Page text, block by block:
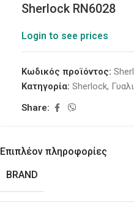
Sherlock RN6028
Login to see prices
Κωδικός προϊόντος:
Κατηγορία: Sherlock,
Share:
Επιπλέον πληροφορίες
BRAND